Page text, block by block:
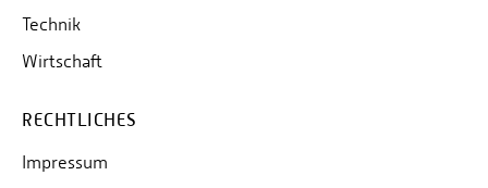
Technik
Wirtschaft
RECHTLICHES
Impressum